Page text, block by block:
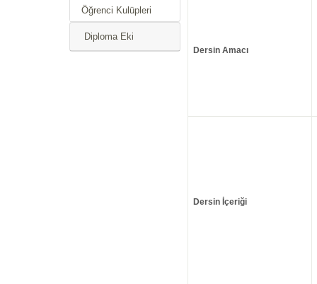
Öğrenci Kulüpleri
Diploma Eki
Dersin Amacı
Dersin İçeriği